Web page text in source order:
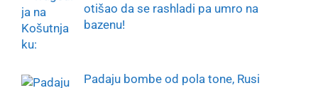
otišao da se rashladi pa umro na
bazenu!
Padaju bombe od pola tone, Rusi